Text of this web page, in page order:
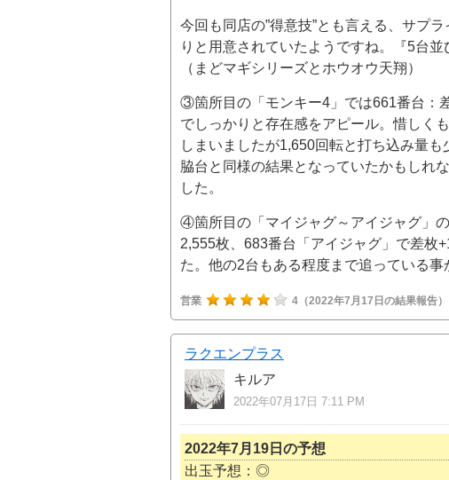
今回も同店の”得意技”とも言える、サプ
りと用意されていたようですね。『5台
（まどマギシリーズとホウオウ天翔）
③箇所目の「モンキー4」では661番台：
でしっかりと存在感をアピール。惜しく
しまいましたが1,650回転と打ち込み量
脇台と同様の結果となっていたかもしれ
した。
④箇所目の「マイジャグ～アイジャグ」
2,555枚、683番台「アイジャグ」で差枚
た。他の2台もある程度まで追っている
営業 4 （2022年7月17日の結果報告）
ラクエンプラス
キルア
2022年07月17日 7:11 PM
2022年7月19日の予想
出玉予想：◎